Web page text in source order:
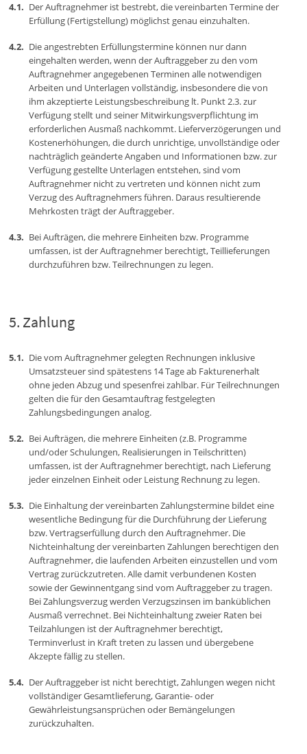
Der Auftragnehmer ist bestrebt, die vereinbarten Termine der
Erfüllung (Fertigstellung) möglichst genau einzuhalten.
Die angestrebten Erfüllungstermine können nur dann
eingehalten werden, wenn der Auftraggeber zu den vom
Auftragnehmer angegebenen Terminen alle notwendigen
Arbeiten und Unterlagen vollständig, insbesondere die von
ihm akzeptierte Leistungsbeschreibung lt. Punkt 2.3. zur
Verfügung stellt und seiner Mitwirkungsverpflichtung im
erforderlichen Ausmaß nachkommt. Lieferverzögerungen und
Kostenerhöhungen, die durch unrichtige, unvollständige oder
nachträglich geänderte Angaben und Informationen bzw. zur
Verfügung gestellte Unterlagen entstehen, sind vom
Auftragnehmer nicht zu vertreten und können nicht zum
Verzug des Auftragnehmers führen. Daraus resultierende
Mehrkosten trägt der Auftraggeber.
Bei Aufträgen, die mehrere Einheiten bzw. Programme
umfassen, ist der Auftragnehmer berechtigt, Teillieferungen
durchzuführen bzw. Teilrechnungen zu legen.
Zahlung
Die vom Auftragnehmer gelegten Rechnungen inklusive
Umsatzsteuer sind spätestens 14 Tage ab Fakturenerhalt
ohne jeden Abzug und spesenfrei zahlbar. Für Teilrechnungen
gelten die für den Gesamtauftrag festgelegten
Zahlungsbedingungen analog.
Bei Aufträgen, die mehrere Einheiten (z.B. Programme
und/oder Schulungen, Realisierungen in Teilschritten)
umfassen, ist der Auftragnehmer berechtigt, nach Lieferung
jeder einzelnen Einheit oder Leistung Rechnung zu legen.
Die Einhaltung der vereinbarten Zahlungstermine bildet eine
wesentliche Bedingung für die Durchführung der Lieferung
bzw. Vertragserfüllung durch den Auftragnehmer. Die
Nichteinhaltung der vereinbarten Zahlungen berechtigen den
Auftragnehmer, die laufenden Arbeiten einzustellen und vom
Vertrag zurückzutreten. Alle damit verbundenen Kosten
sowie der Gewinnentgang sind vom Auftraggeber zu tragen.
Bei Zahlungsverzug werden Verzugszinsen im banküblichen
Ausmaß verrechnet. Bei Nichteinhaltung zweier Raten bei
Teilzahlungen ist der Auftragnehmer berechtigt,
Terminverlust in Kraft treten zu lassen und übergebene
Akzepte fällig zu stellen.
Der Auftraggeber ist nicht berechtigt, Zahlungen wegen nicht
vollständiger Gesamtlieferung, Garantie- oder
Gewährleistungsansprüchen oder Bemängelungen
zurückzuhalten.